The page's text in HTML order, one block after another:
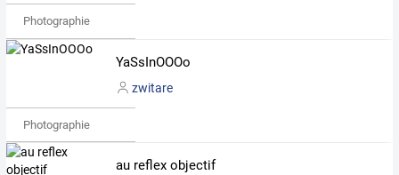
Photographie
YaSsInOOOo
zwitare
Photographie
au reflex objectif